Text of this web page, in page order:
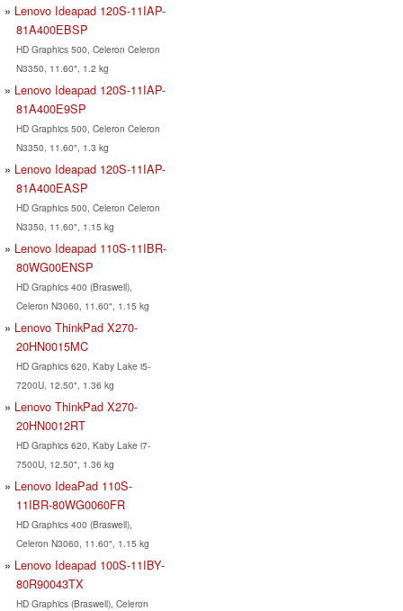
Lenovo Ideapad 120S-11IAP-
81A400EBSP
HD Graphics 500, Celeron Celeron
N3350, 11.60", 1.2 kg
Lenovo Ideapad 120S-11IAP-
81A400E9SP
HD Graphics 500, Celeron Celeron
N3350, 11.60", 1.3 kg
Lenovo Ideapad 120S-11IAP-
81A400EASP
HD Graphics 500, Celeron Celeron
N3350, 11.60", 1.15 kg
Lenovo Ideapad 110S-11IBR-
80WG00ENSP
HD Graphics 400 (Braswell),
Celeron N3060, 11.60", 1.15 kg
Lenovo ThinkPad X270-
20HN0015MC
HD Graphics 620, Kaby Lake i5-
7200U, 12.50", 1.36 kg
Lenovo ThinkPad X270-
20HN0012RT
HD Graphics 620, Kaby Lake i7-
7500U, 12.50", 1.36 kg
Lenovo IdeaPad 110S-
11IBR-80WG0060FR
HD Graphics 400 (Braswell),
Celeron N3060, 11.60", 1.15 kg
Lenovo Ideapad 100S-11IBY-
80R90043TX
HD Graphics (Braswell), Celeron